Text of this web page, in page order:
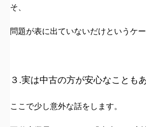
そ、
問題が表に出ていないだけというケ
３.実は中古の方が安心なことも
ここで少し意外な話をします。